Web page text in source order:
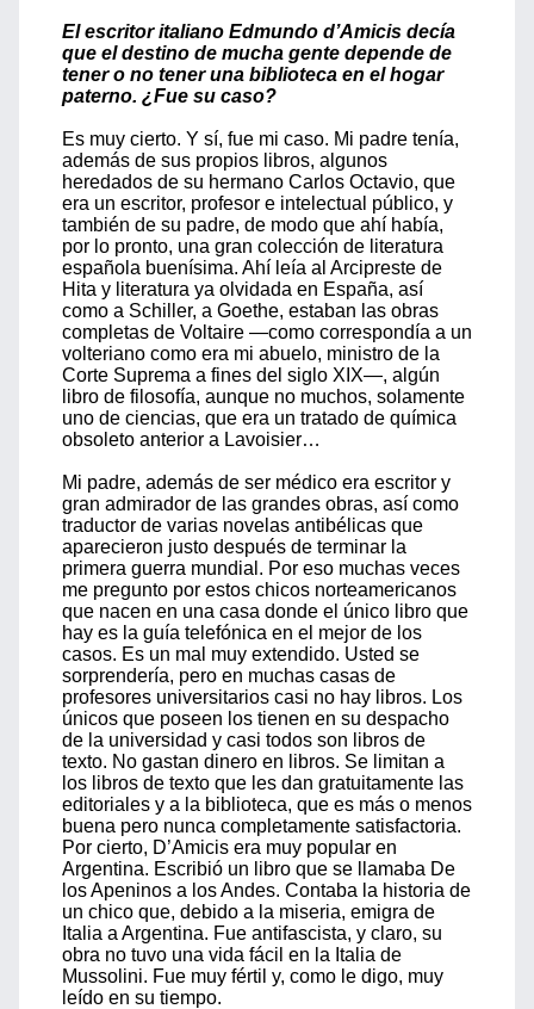
El escritor italiano Edmundo d’Amicis decía
que el destino de mucha gente depende de
tener o no tener una biblioteca en el hogar
paterno. ¿Fue su caso?
Es muy cierto. Y sí, fue mi caso. Mi padre tenía,
además de sus propios libros, algunos
heredados de su hermano Carlos Octavio, que
era un escritor, profesor e intelectual público, y
también de su padre, de modo que ahí había,
por lo pronto, una gran colección de literatura
española buenísima. Ahí leía al Arcipreste de
Hita y literatura ya olvidada en España, así
como a Schiller, a Goethe, estaban las obras
completas de Voltaire —como correspondía a un
volteriano como era mi abuelo, ministro de la
Corte Suprema a fines del siglo XIX—, algún
libro de filosofía, aunque no muchos, solamente
uno de ciencias, que era un tratado de química
obsoleto anterior a Lavoisier…
Mi padre, además de ser médico era escritor y
gran admirador de las grandes obras, así como
traductor de varias novelas antibélicas que
aparecieron justo después de terminar la
primera guerra mundial. Por eso muchas veces
me pregunto por estos chicos norteamericanos
que nacen en una casa donde el único libro que
hay es la guía telefónica en el mejor de los
casos. Es un mal muy extendido. Usted se
sorprendería, pero en muchas casas de
profesores universitarios casi no hay libros. Los
únicos que poseen los tienen en su despacho
de la universidad y casi todos son libros de
texto. No gastan dinero en libros. Se limitan a
los libros de texto que les dan gratuitamente las
editoriales y a la biblioteca, que es más o menos
buena pero nunca completamente satisfactoria.
Por cierto, D’Amicis era muy popular en
Argentina. Escribió un libro que se llamaba De
los Apeninos a los Andes. Contaba la historia de
un chico que, debido a la miseria, emigra de
Italia a Argentina. Fue antifascista, y claro, su
obra no tuvo una vida fácil en la Italia de
Mussolini. Fue muy fértil y, como le digo, muy
leído en su tiempo.